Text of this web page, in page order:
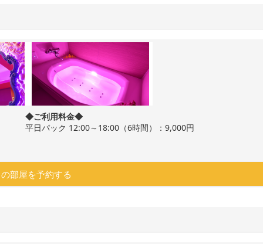
◆ご利用料金◆
平日パック 12:00～18:00（6時間）：9,000円
部屋を予約する